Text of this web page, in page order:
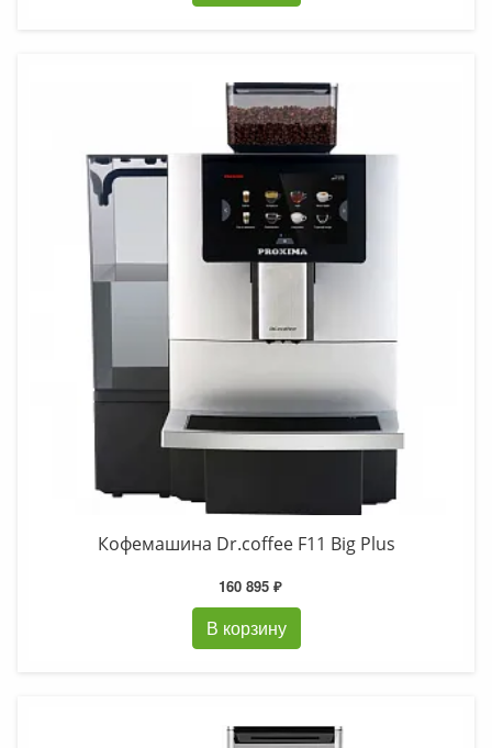
Кофемашина Dr.coffee F11 Big Plus
160 895 ₽
В корзину